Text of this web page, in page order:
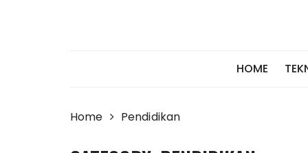
HOME
Home Pendidikan